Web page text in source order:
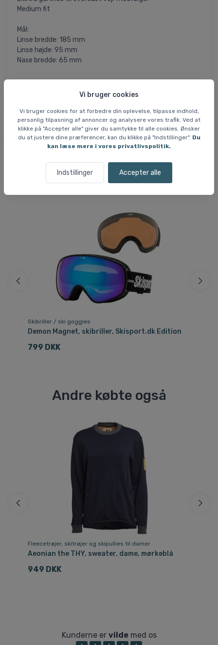
Vi bruger cookies
Vi bruger cookies for at forbedre din oplevelse, tilpasse indhold,
personlig tilpasning af annoncer og analysere vores trafik. Ved at
klikke på "Accepter alle" giver du samtykke til alle cookies. Ønsker
du at justere dine præferencer, kan du klikke på "Indstillinger". Du
kan læse mere i vores privatlivspolitik.
Indstillinger Accepter alle
Medium fit
Mål:
Linse bredde: 185 mm
Linse højde: 95 mm
Nase bredde: 65 mm
ikke tilbage, når nuværende lager er solgt. Utilgængelige
Lignende varer
Skibriller / ski goggles
Demon Magnet, skibriller, Skisport.dk Edition
799 DKK
Andre købte også
Fleecetrøjer, skitrøjer og skipullies til damer
Aeonian the THY, sweater, dame, mørkeblå
949 DKK
Kunderne er vildemed os